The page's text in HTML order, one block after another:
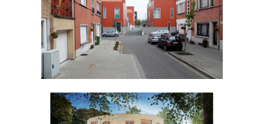
De drei heeren